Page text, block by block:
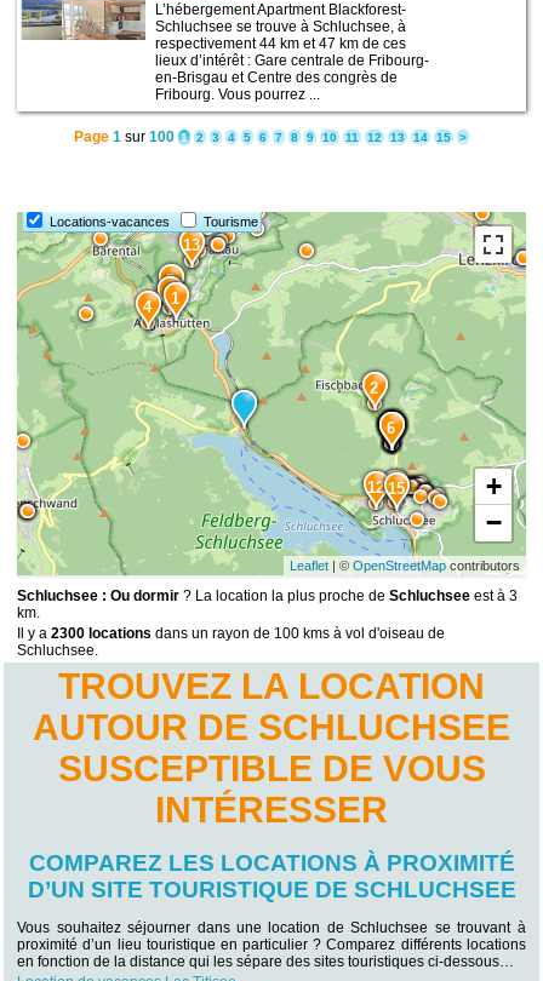
L’hébergement Apartment Blackforest-
Schluchsee se trouve à Schluchsee, à
respectivement 44 km et 47 km de ces
lieux d’intérêt : Gare centrale de Fribourg-
en-Brisgau et Centre des congrès de
Fribourg. Vous pourrez ...
Page 1 sur 100 1 2 3 4 5 6 7 8 9 10 11 12 13 14 15 >
Locations-vacances Tourisme
15
14
13
12
11
10
9
8
7
6
5
4
3
2
1
+
−
Leaflet| © OpenStreetMapcontributors
Schluchsee : Ou dormir ? La location la plus proche deSchluchsee est à 3
km.
Il y a2300 locations dans un rayon de 100 kms à vol d'oiseau de
Schluchsee.
TROUVEZ LA LOCATION
AUTOUR DE SCHLUCHSEE
SUSCEPTIBLE DE VOUS
INTÉRESSER
COMPAREZ LES LOCATIONS À PROXIMITÉ
D’UN SITE TOURISTIQUE DE SCHLUCHSEE
Vous souhaitez séjourner dans une location de Schluchsee se trouvant à
proximité d’un lieu touristique en particulier ? Comparez différents locations
en fonction de la distance qui les sépare des sites touristiques ci-dessous…